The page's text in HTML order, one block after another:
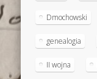
Dmochowski
genealogia
II wojna